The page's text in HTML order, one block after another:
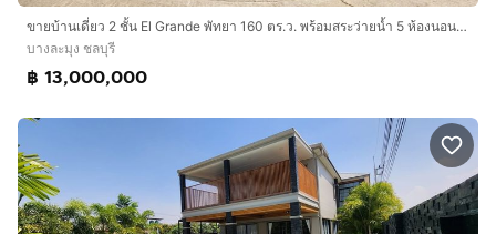
ขายบ้านเดี่ยว 2 ชั้น El Grande พัทยา 160 ตร.ว. พร้อมสระว่ายน้ำ 5 ห้องนอน ใกล้ตลาดน้ำสี่ภาค
บางละมุง ชลบุรี
฿ 13,000,000